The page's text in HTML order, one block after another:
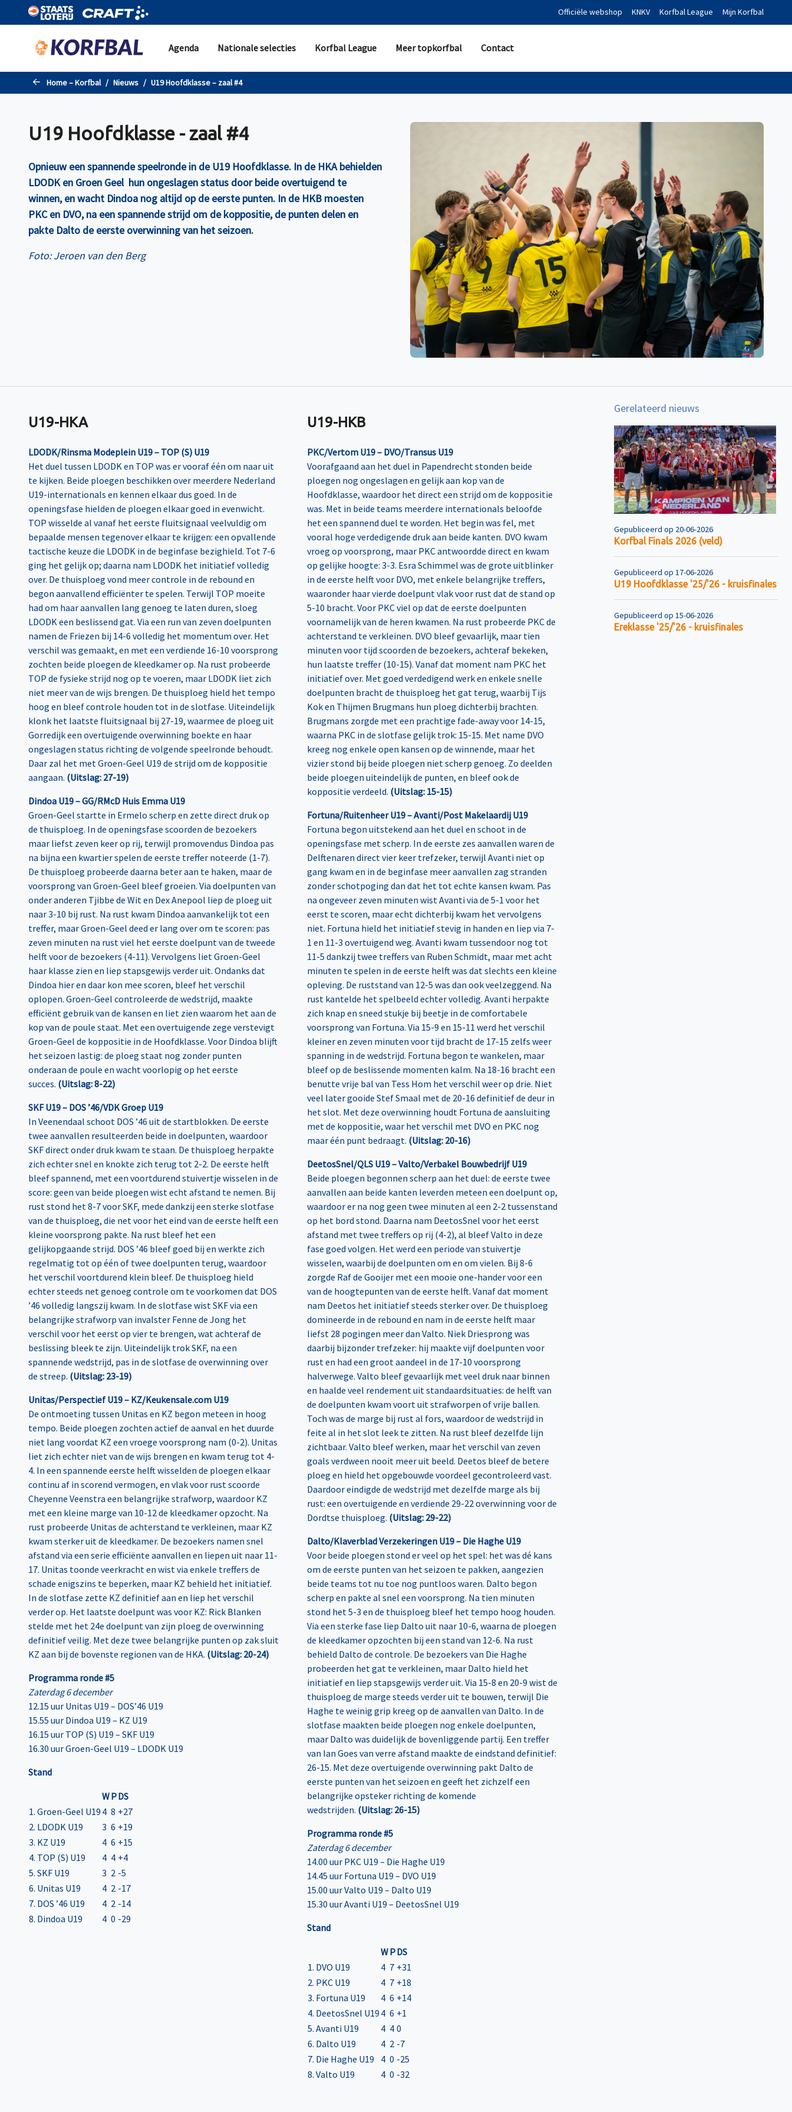
Naar de hoofdinhoud gaan Officiële webshop KNKV Korfbal League Mijn Korfbal
Agenda Nationale selecties Korfbal League Meer topkorfbal Contact
Home – Korfbal Nieuws U19 Hoofdklasse – zaal #4
U19 Hoofdklasse - zaal #4
Opnieuw een spannende speelronde in de U19 Hoofdklasse. In de HKA behielden
LDODK en Groen Geel hun ongeslagen status door beide overtuigend te
winnen, en wacht Dindoa nog altijd op de eerste punten. In de HKB moesten
PKC en DVO, na een spannende strijd om de koppositie, de punten delen en
pakte Dalto de eerste overwinning van het seizoen.
Foto: Jeroen van den Berg
U19-HKA
LDODK/Rinsma Modeplein U19 – TOP (S) U19
Het duel tussen LDODK en TOP was er vooraf één om naar uit
te kijken. Beide ploegen beschikken over meerdere Nederland
U19-internationals en kennen elkaar dus goed. In de
openingsfase hielden de ploegen elkaar goed in evenwicht.
TOP wisselde al vanaf het eerste fluitsignaal veelvuldig om
bepaalde mensen tegenover elkaar te krijgen: een opvallende
tactische keuze die LDODK in de beginfase bezighield. Tot 7-6
ging het gelijk op; daarna nam LDODK het initiatief volledig
over. De thuisploeg vond meer controle in de rebound en
begon aanvallend efficiënter te spelen. Terwijl TOP moeite
had om haar aanvallen lang genoeg te laten duren, sloeg
LDODK een beslissend gat. Via een run van zeven doelpunten
namen de Friezen bij 14-6 volledig het momentum over. Het
verschil was gemaakt, en met een verdiende 16-10 voorsprong
zochten beide ploegen de kleedkamer op. Na rust probeerde
TOP de fysieke strijd nog op te voeren, maar LDODK liet zich
niet meer van de wijs brengen. De thuisploeg hield het tempo
hoog en bleef controle houden tot in de slotfase. Uiteindelijk
klonk het laatste fluitsignaal bij 27-19, waarmee de ploeg uit
Gorredijk een overtuigende overwinning boekte en haar
ongeslagen status richting de volgende speelronde behoudt.
Daar zal het met Groen-Geel U19 de strijd om de koppositie
aangaan. (Uitslag: 27-19)
Dindoa U19 – GG/RMcD Huis Emma U19
Groen-Geel startte in Ermelo scherp en zette direct druk op
de thuisploeg. In de openingsfase scoorden de bezoekers
maar liefst zeven keer op rij, terwijl promovendus Dindoa pas
na bijna een kwartier spelen de eerste treffer noteerde (1-7).
De thuisploeg probeerde daarna beter aan te haken, maar de
voorsprong van Groen-Geel bleef groeien. Via doelpunten van
onder anderen Tjibbe de Wit en Dex Anepool liep de ploeg uit
naar 3-10 bij rust. Na rust kwam Dindoa aanvankelijk tot een
treffer, maar Groen-Geel deed er lang over om te scoren: pas
zeven minuten na rust viel het eerste doelpunt van de tweede
helft voor de bezoekers (4-11). Vervolgens liet Groen-Geel
haar klasse zien en liep stapsgewijs verder uit. Ondanks dat
Dindoa hier en daar kon mee scoren, bleef het verschil
oplopen. Groen-Geel controleerde de wedstrijd, maakte
efficiënt gebruik van de kansen en liet zien waarom het aan de
kop van de poule staat. Met een overtuigende zege verstevigt
Groen-Geel de koppositie in de Hoofdklasse. Voor Dindoa blijft
het seizoen lastig: de ploeg staat nog zonder punten
onderaan de poule en wacht voorlopig op het eerste
succes. (Uitslag: 8-22)
SKF U19 – DOS ’46/VDK Groep U19
In Veenendaal schoot DOS ’46 uit de startblokken. De eerste
twee aanvallen resulteerden beide in doelpunten, waardoor
SKF direct onder druk kwam te staan. De thuisploeg herpakte
zich echter snel en knokte zich terug tot 2-2. De eerste helft
bleef spannend, met een voortdurend stuivertje wisselen in de
score: geen van beide ploegen wist echt afstand te nemen. Bij
rust stond het 8-7 voor SKF, mede dankzij een sterke slotfase
van de thuisploeg, die net voor het eind van de eerste helft een
kleine voorsprong pakte. Na rust bleef het een
gelijkopgaande strijd. DOS ’46 bleef goed bij en werkte zich
regelmatig tot op één of twee doelpunten terug, waardoor
het verschil voortdurend klein bleef. De thuisploeg hield
echter steeds net genoeg controle om te voorkomen dat DOS
’46 volledig langszij kwam. In de slotfase wist SKF via een
belangrijke strafworp van invalster Fenne de Jong het
verschil voor het eerst op vier te brengen, wat achteraf de
beslissing bleek te zijn. Uiteindelijk trok SKF, na een
spannende wedstrijd, pas in de slotfase de overwinning over
de streep. (Uitslag: 23-19)
Unitas/Perspectief U19 – KZ/Keukensale.com U19
De ontmoeting tussen Unitas en KZ begon meteen in hoog
tempo. Beide ploegen zochten actief de aanval en het duurde
niet lang voordat KZ een vroege voorsprong nam (0-2). Unitas
liet zich echter niet van de wijs brengen en kwam terug tot 4-
4. In een spannende eerste helft wisselden de ploegen elkaar
continu af in scorend vermogen, en vlak voor rust scoorde
Cheyenne Veenstra een belangrijke strafworp, waardoor KZ
met een kleine marge van 10-12 de kleedkamer opzocht. Na
rust probeerde Unitas de achterstand te verkleinen, maar KZ
kwam sterker uit de kleedkamer. De bezoekers namen snel
afstand via een serie efficiënte aanvallen en liepen uit naar 11-
17. Unitas toonde veerkracht en wist via enkele treffers de
schade enigszins te beperken, maar KZ behield het initiatief.
In de slotfase zette KZ definitief aan en liep het verschil
verder op. Het laatste doelpunt was voor KZ: Rick Blanken
stelde met het 24e doelpunt van zijn ploeg de overwinning
definitief veilig. Met deze twee belangrijke punten op zak sluit
KZ aan bij de bovenste regionen van de HKA. (Uitslag: 20-24)
Programma ronde #5
Zaterdag 6 december
12.15 uur Unitas U19 – DOS’46 U19
15.55 uur Dindoa U19 – KZ U19
16.15 uur TOP (S) U19 – SKF U19
16.30 uur Groen-Geel U19 – LDODK U19
Stand
WPDS
1. Groen-Geel U19 4 8 +27
2. LDODK U19
3 6 +19
3. KZ U19
4 6 +15
4. TOP (S) U19
4 4 +4
5. SKF U19
3 2 -5
6. Unitas U19
4 2 -17
7. DOS ’46 U19
4 2 -14
8. Dindoa U19
4 0 -29
U19-HKB
PKC/Vertom U19 – DVO/Transus U19
Voorafgaand aan het duel in Papendrecht stonden beide
ploegen nog ongeslagen en gelijk aan kop van de
Hoofdklasse, waardoor het direct een strijd om de koppositie
was. Met in beide teams meerdere internationals beloofde
het een spannend duel te worden. Het begin was fel, met
vooral hoge verdedigende druk aan beide kanten. DVO kwam
vroeg op voorsprong, maar PKC antwoordde direct en kwam
op gelijke hoogte: 3-3. Esra Schimmel was de grote uitblinker
in de eerste helft voor DVO, met enkele belangrijke treffers,
waaronder haar vierde doelpunt vlak voor rust dat de stand op
5-10 bracht. Voor PKC viel op dat de eerste doelpunten
voornamelijk van de heren kwamen. Na rust probeerde PKC de
achterstand te verkleinen. DVO bleef gevaarlijk, maar tien
minuten voor tijd scoorden de bezoekers, achteraf bekeken,
hun laatste treffer (10-15). Vanaf dat moment nam PKC het
initiatief over. Met goed verdedigend werk en enkele snelle
doelpunten bracht de thuisploeg het gat terug, waarbij Tijs
Kok en Thijmen Brugmans hun ploeg dichterbij brachten.
Brugmans zorgde met een prachtige fade-away voor 14-15,
waarna PKC in de slotfase gelijk trok: 15-15. Met name DVO
kreeg nog enkele open kansen op de winnende, maar het
vizier stond bij beide ploegen niet scherp genoeg. Zo deelden
beide ploegen uiteindelijk de punten, en bleef ook de
koppositie verdeeld. (Uitslag: 15-15)
Fortuna/Ruitenheer U19 – Avanti/Post Makelaardij U19
Fortuna begon uitstekend aan het duel en schoot in de
openingsfase met scherp. In de eerste zes aanvallen waren de
Delftenaren direct vier keer trefzeker, terwijl Avanti niet op
gang kwam en in de beginfase meer aanvallen zag stranden
zonder schotpoging dan dat het tot echte kansen kwam. Pas
na ongeveer zeven minuten wist Avanti via de 5-1 voor het
eerst te scoren, maar echt dichterbij kwam het vervolgens
niet. Fortuna hield het initiatief stevig in handen en liep via 7-
1 en 11-3 overtuigend weg. Avanti kwam tussendoor nog tot
11-5 dankzij twee treffers van Ruben Schmidt, maar met acht
minuten te spelen in de eerste helft was dat slechts een kleine
opleving. De ruststand van 12-5 was dan ook veelzeggend. Na
rust kantelde het spelbeeld echter volledig. Avanti herpakte
zich knap en sneed stukje bij beetje in de comfortabele
voorsprong van Fortuna. Via 15-9 en 15-11 werd het verschil
kleiner en zeven minuten voor tijd bracht de 17-15 zelfs weer
spanning in de wedstrijd. Fortuna begon te wankelen, maar
bleef op de beslissende momenten kalm. Na 18-16 bracht een
benutte vrije bal van Tess Hom het verschil weer op drie. Niet
veel later gooide Stef Smaal met de 20-16 definitief de deur in
het slot. Met deze overwinning houdt Fortuna de aansluiting
met de koppositie, waar het verschil met DVO en PKC nog
maar één punt bedraagt. (Uitslag: 20-16)
DeetosSnel/QLS U19 – Valto/Verbakel Bouwbedrijf U19
Beide ploegen begonnen scherp aan het duel: de eerste twee
aanvallen aan beide kanten leverden meteen een doelpunt op,
waardoor er na nog geen twee minuten al een 2-2 tussenstand
op het bord stond. Daarna nam DeetosSnel voor het eerst
afstand met twee treffers op rij (4-2), al bleef Valto in deze
fase goed volgen. Het werd een periode van stuivertje
wisselen, waarbij de doelpunten om en om vielen. Bij 8-6
zorgde Raf de Gooijer met een mooie one-hander voor een
van de hoogtepunten van de eerste helft. Vanaf dat moment
nam Deetos het initiatief steeds sterker over. De thuisploeg
domineerde in de rebound en nam in de eerste helft maar
liefst 28 pogingen meer dan Valto. Niek Driesprong was
daarbij bijzonder trefzeker: hij maakte vijf doelpunten voor
rust en had een groot aandeel in de 17-10 voorsprong
halverwege. Valto bleef gevaarlijk met veel druk naar binnen
en haalde veel rendement uit standaardsituaties: de helft van
de doelpunten kwam voort uit strafworpen of vrije ballen.
Toch was de marge bij rust al fors, waardoor de wedstrijd in
feite al in het slot leek te zitten. Na rust bleef dezelfde lijn
zichtbaar. Valto bleef werken, maar het verschil van zeven
goals verdween nooit meer uit beeld. Deetos bleef de betere
ploeg en hield het opgebouwde voordeel gecontroleerd vast.
Daardoor eindigde de wedstrijd met dezelfde marge als bij
rust: een overtuigende en verdiende 29-22 overwinning voor de
Dordtse thuisploeg. (Uitslag: 29-22)
Dalto/Klaverblad Verzekeringen U19 – Die Haghe U19
Voor beide ploegen stond er veel op het spel: het was dé kans
om de eerste punten van het seizoen te pakken, aangezien
beide teams tot nu toe nog puntloos waren. Dalto begon
scherp en pakte al snel een voorsprong. Na tien minuten
stond het 5-3 en de thuisploeg bleef het tempo hoog houden.
Via een sterke fase liep Dalto uit naar 10-6, waarna de ploegen
de kleedkamer opzochten bij een stand van 12-6. Na rust
behield Dalto de controle. De bezoekers van Die Haghe
probeerden het gat te verkleinen, maar Dalto hield het
initiatief en liep stapsgewijs verder uit. Via 15-8 en 20-9 wist de
thuisploeg de marge steeds verder uit te bouwen, terwijl Die
Haghe te weinig grip kreeg op de aanvallen van Dalto. In de
slotfase maakten beide ploegen nog enkele doelpunten,
maar Dalto was duidelijk de bovenliggende partij. Een treffer
van Ian Goes van verre afstand maakte de eindstand definitief:
26-15. Met deze overtuigende overwinning pakt Dalto de
eerste punten van het seizoen en geeft het zichzelf een
belangrijke opsteker richting de komende
wedstrijden. (Uitslag: 26-15)
Programma ronde #5
Zaterdag 6 december
14.00 uur PKC U19 – Die Haghe U19
14.45 uur Fortuna U19 – DVO U19
15.00 uur Valto U19 – Dalto U19
15.30 uur Avanti U19 – DeetosSnel U19
Stand
WPDS
1. DVO U19
4 7 +31
2. PKC U19
4 7 +18
3. Fortuna U19
4 6 +14
4. DeetosSnel U19 4 6 +1
5. Avanti U19
4 4 0
6. Dalto U19
4 2 -7
7. Die Haghe U19
4 0 -25
8. Valto U19
4 0 -32
Gerelateerd nieuws
Gepubliceerd op 20-06-2026
Korfbal Finals 2026 (veld)
Gepubliceerd op 17-06-2026
U19 Hoofdklasse '25/'26 - kruisfinales
Gepubliceerd op 15-06-2026
Ereklasse '25/'26 - kruisfinales